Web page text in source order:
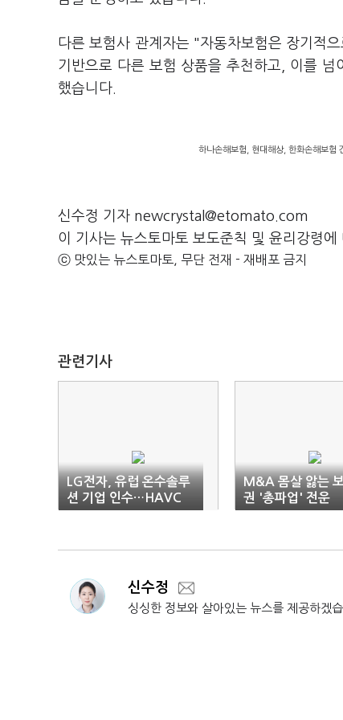
다른 보험사 관계자는 "자동차보험은 장기적
기반으로 다른 보험 상품을 추천하고, 이를
했습니다.
하나손해보험, 현대해상, 한화손해보험
신수정 기자 newcrystal@etomato.com
이 기사는 뉴스토마토 보도준칙 및 윤리강령
ⓒ 맛있는 뉴스토마토, 무단 전재 - 재배포 금지
관련기사
LG전자, 유럽 온수솔루
션 기업 인수…HAVC
시장 선점나선 삼성·LG
M&A 몸살 앓는
권 '총파업' 전운
신수정
싱싱한 정보와 살아있는 뉴스를 제공하겠